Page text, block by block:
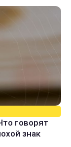
говорят
знак